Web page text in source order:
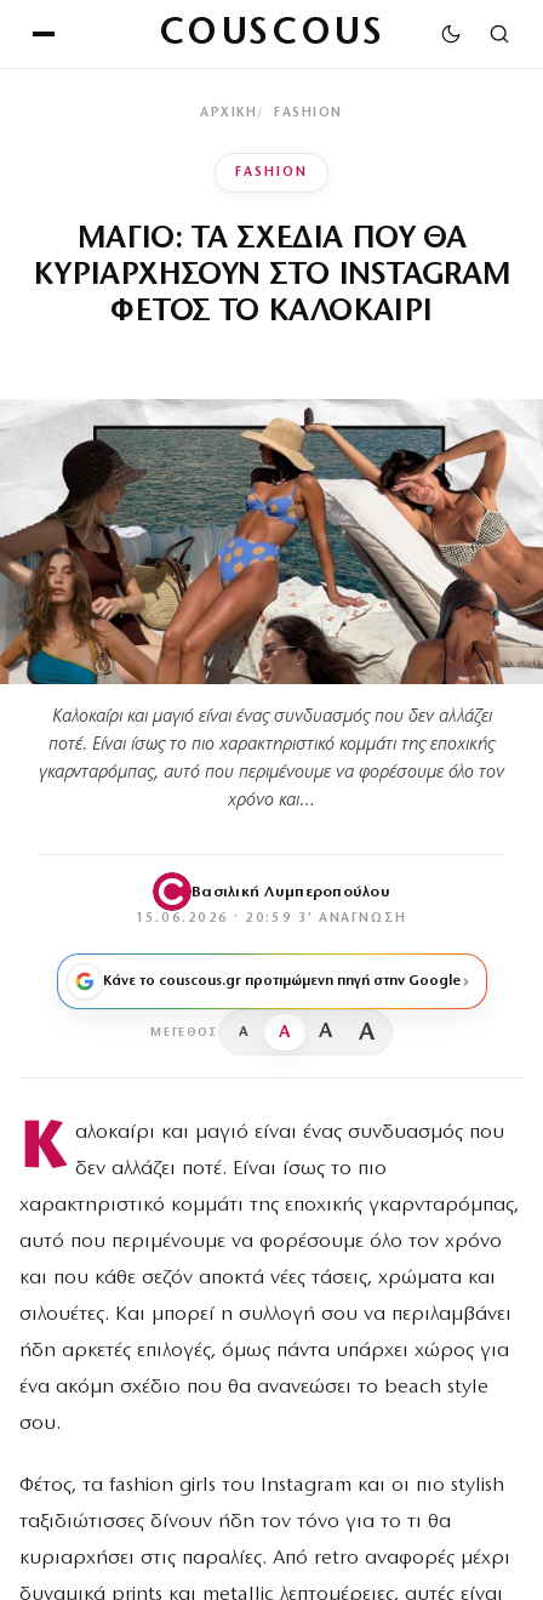
COUSCOUS
ΑΡΧΙΚΉ FASHION
FASHION
ΜΑΓΙΟ: ΤΑ ΣΧΕΔΙΑ ΠΟΥ ΘΑ
ΚΥΡΙΑΡΧΗΣΟΥΝ ΣΤΟ INSTAGRAM
ΦΕΤΟΣ ΤΟ ΚΑΛΟΚΑΙΡΙ
Καλοκαίρι και μαγιό είναι ένας συνδυασμός που δεν αλλάζει
ποτέ. Είναι ίσως το πιο χαρακτηριστικό κομμάτι της εποχικής
γκαρνταρόμπας, αυτό που περιμένουμε να φορέσουμε όλο τον
χρόνο και…
Βασιλική Λυμπεροπούλου
15.06.2026 · 20:59 · 3′ ΑΝΆΓΝΩΣΗ
Κάνε το couscous.gr προτιμώμενη πηγή στην Google
ΜΈΓΕΘΟΣ A A A A
Κ αλοκαίρι και μαγιό είναι ένας συνδυασμός που
δεν αλλάζει ποτέ. Είναι ίσως το πιο
χαρακτηριστικό κομμάτι της εποχικής γκαρνταρόμπας,
αυτό που περιμένουμε να φορέσουμε όλο τον χρόνο
και που κάθε σεζόν αποκτά νέες τάσεις, χρώματα και
σιλουέτες. Και μπορεί η συλλογή σου να περιλαμβάνει
ήδη αρκετές επιλογές, όμως πάντα υπάρχει χώρος για
ένα ακόμη σχέδιο που θα ανανεώσει το beach style
σου.
Φέτος, τα fashion girls του Instagram και οι πιο stylish
ταξιδιώτισσες δίνουν ήδη τον τόνο για το τι θα
κυριαρχήσει στις παραλίες. Από retro αναφορές μέχρι
δυναμικά prints και metallic λεπτομέρειες, αυτές είναι